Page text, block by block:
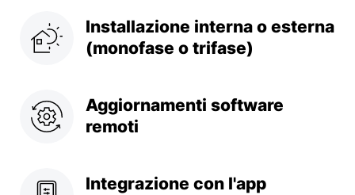
Installazione interna o esterna
(monofase o trifase)
Aggiornamenti software
remoti
Integrazione con l'app